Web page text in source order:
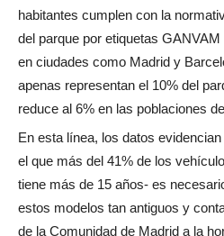
habitantes cumplen con la
del parque por etiquetas
en ciudades como Madrid y
apenas representan el 10% del
reduce al 6% en las poblaciones
En esta línea, los datos
el que más del 41% de los
tiene más de 15 años- es
estos modelos tan antiguos y
de la Comunidad de Madrid a la